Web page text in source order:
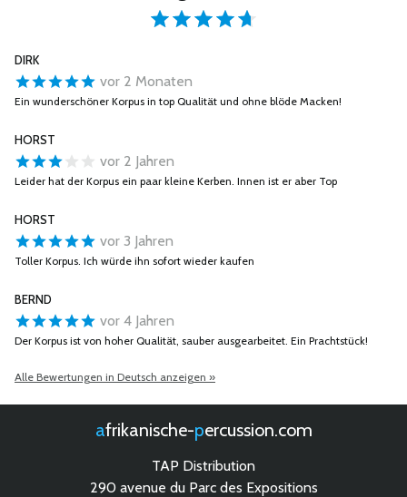
DIRK
vor 2 Monaten
Ein wunderschöner Korpus in top Qualität und ohne blöde Macken!
HORST
vor 2 Jahren
Leider hat der Korpus ein paar kleine Kerben. Innen ist er aber Top
HORST
vor 3 Jahren
Toller Korpus. Ich würde ihn sofort wieder kaufen
BERND
vor 4 Jahren
Der Korpus ist von hoher Qualität, sauber ausgearbeitet. Ein Prachtstück!
Alle Bewertungen in Deutsch anzeigen »
afrikanische- percussion.com
TAP Distribution
290 avenue du Parc des Expositions